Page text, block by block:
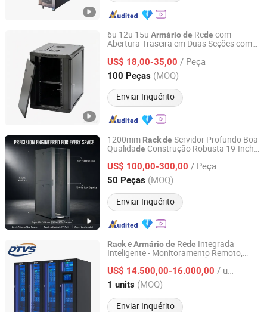
6u 12u 15u Armáriode Rede com
Abertura Traseira em Duas Seções com
Montado na ParedeArmário
US$ 18,00-35,00 / Peça
100 Peças (MOQ)
Enviar Inquérito
Ningbo Gam Communication Equipment Co., Ltd.
Zhejiang, China Desde 2022
1200mm Rackde Servidor Profundo Boa
Qualidade Construção Robusta 19-Inch
US$ 100,00-300,00 / Peça
50 Peças (MOQ)
Enviar Inquérito
Ningbo Gam Smart Technology Co., Ltd.
Zhejiang, China Desde 2026
RackeArmáriode Rede Integrada
Inteligente - Monitoramento Remoto,
Choque para CentrodeDados Micro
Módulo
deHardware
US$ 14.500,00-16.000,00 / units
1 units (MOQ)
Enviar Inquérito
Jiangsu Datang Weishi Technology Co., Ltd
Jiangsu, China Desde 2025